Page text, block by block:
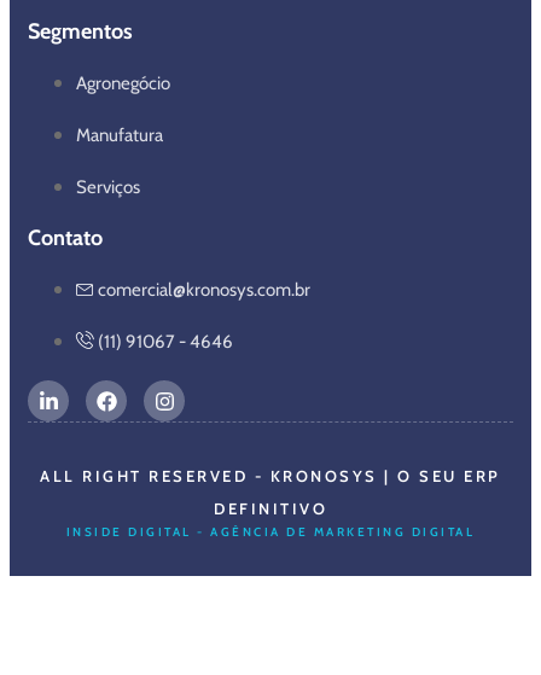
Segmentos
Agronegócio
Manufatura
Serviços
Contato
comercial@kronosys.com.br
(11) 91067 - 4646
ALL RIGHT RESERVED - KRONOSYS | O SEU ERP
DEFINITIVO
INSIDE DIGITAL - AGÊNCIA DE MARKETING DIGITAL